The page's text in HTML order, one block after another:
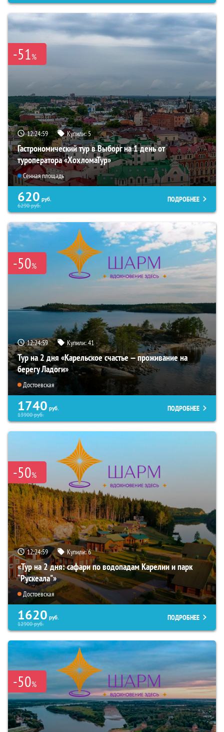
-51%
12:24:57 Купили:5
Гастрономический тур в Выборг на 1 день от
туроператора «ХохломаТур»
Сенная площадь
620 руб.
6290руб.
ПОДРОБНЕЕ
-50%
12:24:57 Купили:41
Тур на 2 дня «Карельское счастье — проживание на
берегу Ладоги»
Достоевская
1740 руб.
13900руб.
ПОДРОБНЕЕ
-50%
12:24:57 Купили:6
«Тур на 2 дня: сафари по водопадам Карелии и парк
“Рускеала"»
Достоевская
1620 руб.
12900руб.
ПОДРОБНЕЕ
-50%